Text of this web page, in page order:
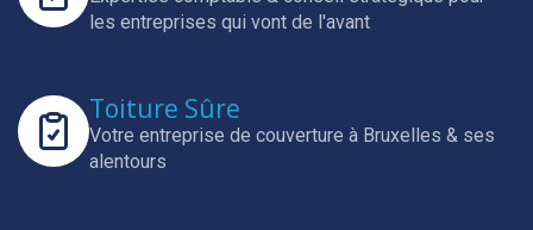
les entreprises qui vont de l'avant
Toiture Sûre
Votre entreprise de couverture à Bruxelles & ses
alentours